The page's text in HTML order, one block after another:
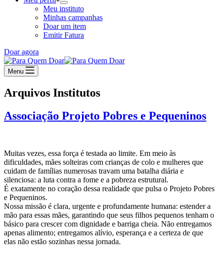
Meu instituto
Minhas campanhas
Doar um item
Emitir Fatura
Doar agora
Menu
Arquivos Institutos
Associação Projeto Pobres e Pequeninos
Muitas vezes, essa força é testada ao limite. Em meio às
dificuldades, mães solteiras com crianças de colo e mulheres que
cuidam de famílias numerosas travam uma batalha diária e
silenciosa: a luta contra a fome e a pobreza estrutural.
É exatamente no coração dessa realidade que pulsa o Projeto Pobres
e Pequeninos.
Nossa missão é clara, urgente e profundamente humana: estender a
mão para essas mães, garantindo que seus filhos pequenos tenham o
básico para crescer com dignidade e barriga cheia. Não entregamos
apenas alimento; entregamos alívio, esperança e a certeza de que
elas não estão sozinhas nessa jornada.